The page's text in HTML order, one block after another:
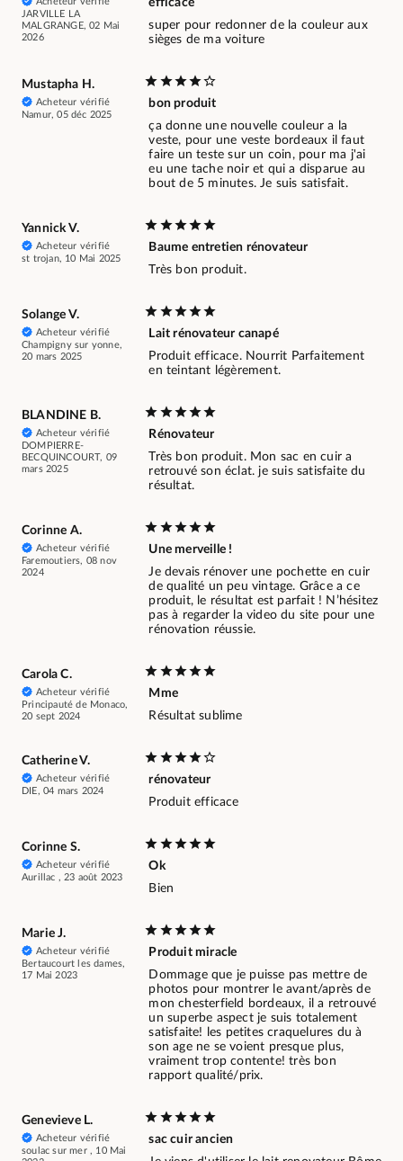
JARVILLE LA
MALGRANGE, 02 Mai
2026
efficace
super pour redonner de la couleur aux
sièges de ma voiture
Mustapha H.
Acheteur vérifié
Namur, 05 déc 2025
bon produit
ça donne une nouvelle couleur a la
veste, pour une veste bordeaux il faut
faire un teste sur un coin, pour ma j'ai
eu une tache noir et qui a disparue au
bout de 5 minutes. Je suis satisfait.
Yannick V.
Acheteur vérifié
st trojan, 10 Mai 2025
Baume entretien rénovateur
Très bon produit.
Solange V.
Acheteur vérifié
Champigny sur yonne,
20 mars 2025
Lait rénovateur canapé
Produit efficace. Nourrit Parfaitement
en teintant légèrement.
BLANDINE B.
Acheteur vérifié
DOMPIERRE-
BECQUINCOURT, 09
mars 2025
Rénovateur
Très bon produit. Mon sac en cuir a
retrouvé son éclat. je suis satisfaite du
résultat.
Corinne A.
Acheteur vérifié
Faremoutiers, 08 nov
2024
Une merveille !
Je devais rénover une pochette en cuir
de qualité un peu vintage. Grâce a ce
produit, le résultat est parfait ! N’hésitez
pas à regarder la video du site pour une
rénovation réussie.
Carola C.
Acheteur vérifié
Principauté de Monaco,
20 sept 2024
Mme
Résultat sublime
Catherine V.
Acheteur vérifié
DIE, 04 mars 2024
rénovateur
Produit efficace
Corinne S.
Acheteur vérifié
Aurillac , 23 août 2023
Ok
Bien
Marie J.
Acheteur vérifié
Bertaucourt les dames,
17 Mai 2023
Produit miracle
Dommage que je puisse pas mettre de
photos pour montrer le avant/après de
mon chesterfield bordeaux, il a retrouvé
un superbe aspect je suis totalement
satisfaite! les petites craquelures du à
son age ne se voient presque plus,
vraiment trop contente! très bon
rapport qualité/prix.
Genevieve L.
Acheteur vérifié
soulac sur mer , 10 Mai
sac cuir ancien